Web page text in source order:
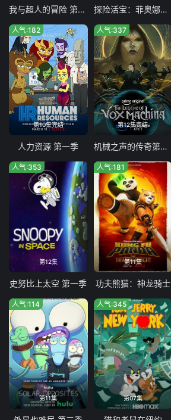
我与超人的冒险 第三季 探险活宝：菲奥娜与蛋糕 第二季
第10集完结
人气:182
人力资源 第一季
第12集完结
人气:337
机械之声的传奇第四季
第12集
人气:353
史努比上太空 第一季
第11集
人气:181
功夫熊猫：神龙骑士
第11集
人气:114
第07集
人气:345